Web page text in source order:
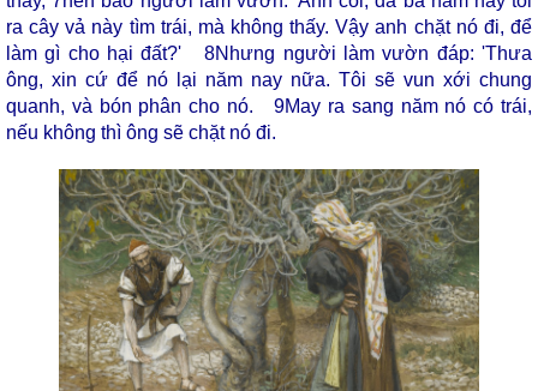
ra cây vả này tìm trái, mà không thấy. Vậy anh chặt nó đi, để
làm gì cho hại đất?'8Nhưng người làm vườn đáp: 'Thưa
ông, xin cứ để nó lại năm nay nữa. Tôi sẽ vun xới chung
quanh, và bón phân cho nó.9May ra sang năm nó có trái,
nếu không thì ông sẽ chặt nó đi.